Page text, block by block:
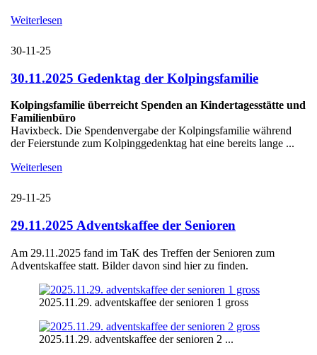
Weiterlesen
30-11-25
30.11.2025 Gedenktag der Kolpingsfamilie
Kolpingsfamilie überreicht Spenden an Kindertagesstätte und
Familienbüro
Havixbeck. Die Spendenvergabe der Kolpingsfamilie während
der Feierstunde zum Kolpinggedenktag hat eine bereits lange ...
Weiterlesen
29-11-25
29.11.2025 Adventskaffee der Senioren
Am 29.11.2025 fand im TaK des Treffen der Senioren zum
Adventskaffee statt. Bilder davon sind hier zu finden.
2025.11.29. adventskaffee der senioren 1 gross
2025.11.29. adventskaffee der senioren 2 ...